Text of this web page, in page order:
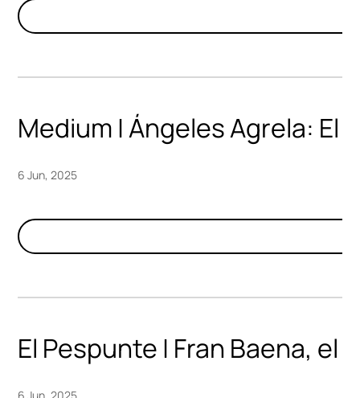
Medium | Ángeles Agrela:
6 Jun, 2025
El Pespunte | Fran Baena,
6 Jun, 2025